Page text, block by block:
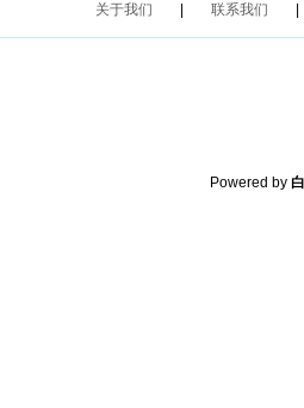
关于我们 联系我们
Powered by